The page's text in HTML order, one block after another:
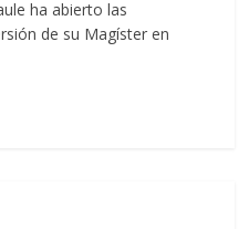
ha abierto las
de su Magíster en